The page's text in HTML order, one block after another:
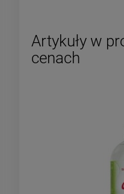
Artykuły w
cenach